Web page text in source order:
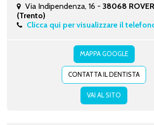
Via Indipendenza, 16 - 38068
(Trento)
Clicca qui per visualizzare il
MAPPA GOOGLE
CONTATTA IL DENTISTA
VAI AL SITO